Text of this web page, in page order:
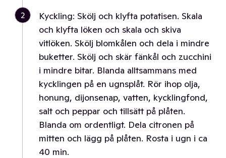
2
Kyckling: Skölj och klyfta potatisen. Skala
och klyfta löken och skala och skiva
vitlöken. Skölj blomkålen och dela i mindre
buketter. Skölj och skär fänkål och zucchini
i mindre bitar. Blanda alltsammans med
kycklingen på en ugnsplåt. Rör ihop olja,
honung, dijonsenap, vatten, kycklingfond,
salt och peppar och tillsätt på plåten.
Blanda om ordentligt. Dela citronen på
mitten och lägg på plåten. Rosta i ugn i ca
40 min.